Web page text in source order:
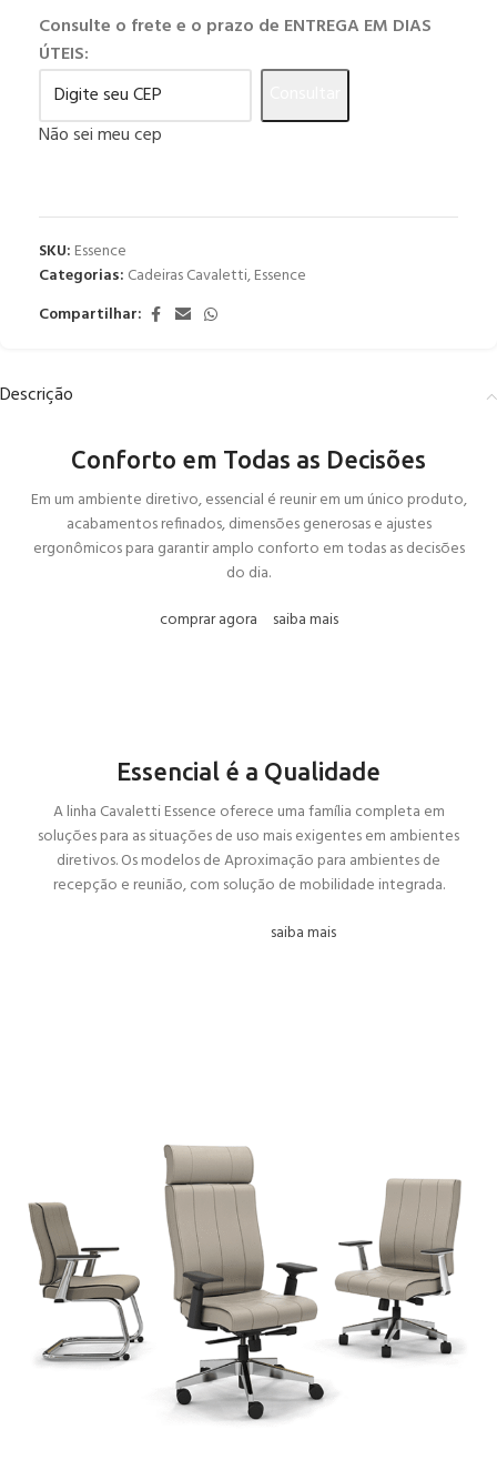
Consulte o frete e o prazo de ENTREGA EM DIAS
ÚTEIS:
Não sei meu cep
SKU: Essence
Categorias: Cadeiras Cavaletti,Essence
Compartilhar:
Descrição
Conforto em Todas as Decisões
Em um ambiente diretivo, essencial é reunir em um único produto,
acabamentos refinados, dimensões generosas e ajustes
ergonômicos para garantir amplo conforto em todas as decisões
do dia.
comprar agora
saiba mais
Essencial é a Qualidade
A linha Cavaletti Essence oferece uma família completa em
soluções para as situações de uso mais exigentes em ambientes
diretivos. Os modelos de Aproximação para ambientes de
recepção e reunião, com solução de mobilidade integrada.
saiba mais